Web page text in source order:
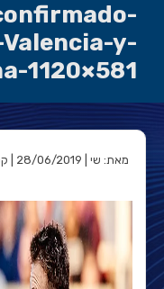
y-
1120×581
מאת: שי | 28/06/2019 | קטגוריה: